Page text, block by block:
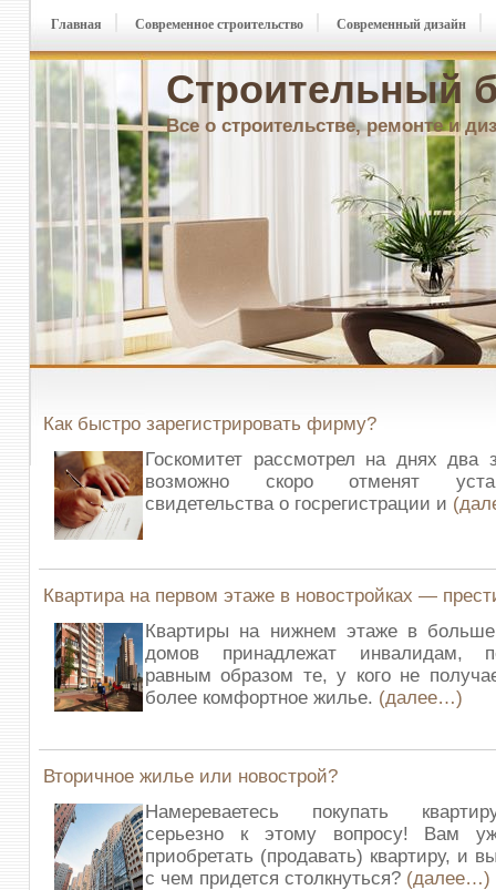
Строительный
Все о строительстве, ремонте и
Главная Современное строительство Современный дизайн
Как быстро зарегистрировать фирму?
Госкомитет рассмотрел на днях два
возможно скоро отменят
свидетельства о госрегистрации и
Квартира на первом этаже в новостройках —
Квартиры на нижнем этаже в
домов принадлежат инвалидам,
равным образом те, у кого не
более комфортное жилье. (далее…)
Вторичное жилье или новострой?
Намереваетесь покупать
серьезно к этому вопросу! Вам
приобретать (продавать) квартиру, и
с чем придется столкнуться? (далее…)